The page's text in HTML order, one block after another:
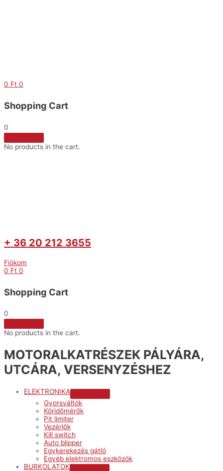
0 Ft 0
Shopping Cart
0
No products in the cart.
+ 36 20 212 3655
Fiókom
0 Ft 0
Shopping Cart
0
No products in the cart.
MOTORALKATRÉSZEK PÁLYÁRA,
UTCÁRA, VERSENYZÉSHEZ
ELEKTRONIKA
Gyorsváltók
Köridőmérők
Pit limiter
Vezérlők
Kill switch
Auto blipper
Egykerekezés gátló
Egyéb elektromos eszközök
BURKOLATOK